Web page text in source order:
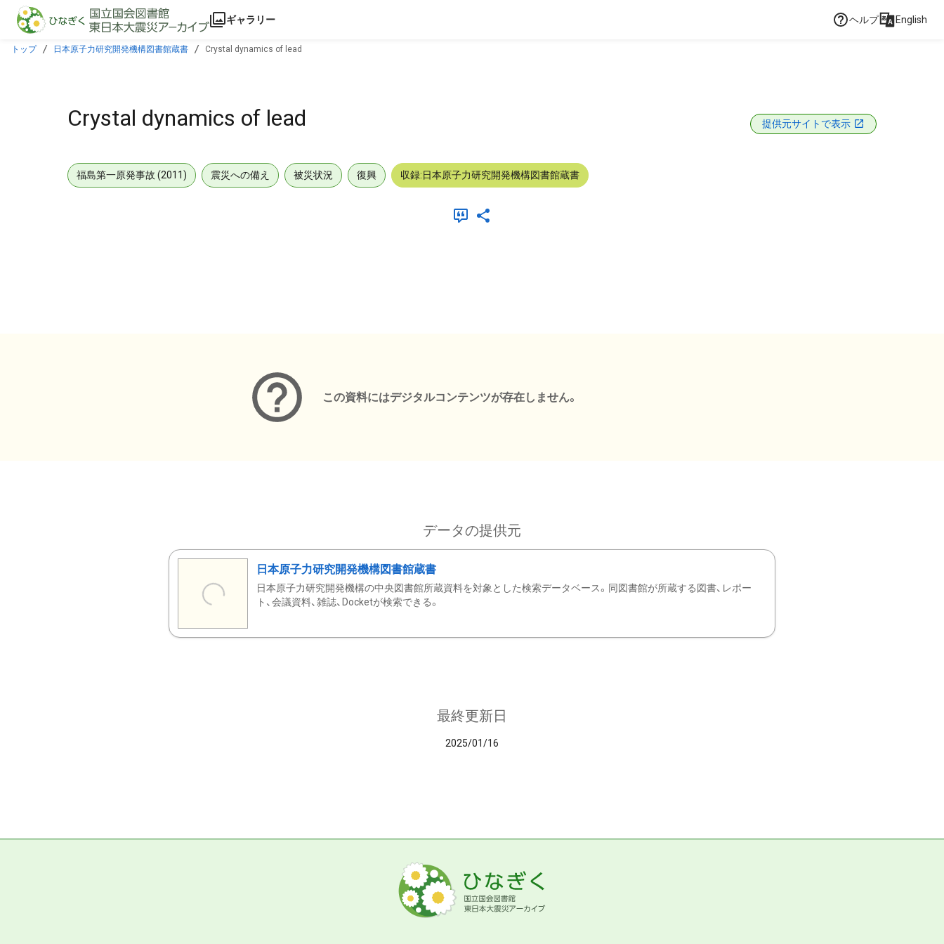
本文に飛ぶ
ギャラリー ヘルプ English
トップ 日本原子力研究開発機構図書館蔵書 Crystal dynamics of lead
Crystal dynamics of lead 提供元サイトで表示
福島第一原発事故 (2011) 震災への備え 被災状況 復興 収録:日本原子力研究開発機構図書館蔵書
この資料にはデジタルコンテンツが存在しません。
データの提供元
日本原子力研究開発機構図書館蔵書
日本原子力研究開発機構の中央図書館所蔵資料を対象とした検索データベース。同図書館が所蔵する図書、レポー
ト、会議資料、雑誌、Docketが検索できる。
最終更新日
2025/01/16